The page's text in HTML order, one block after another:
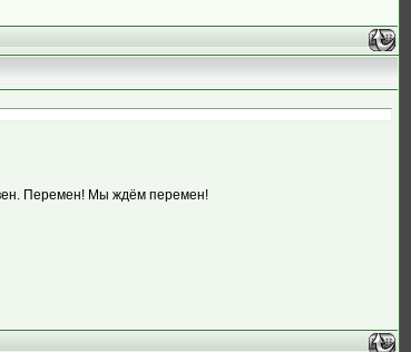
Перемен! Мы ждём перемен!